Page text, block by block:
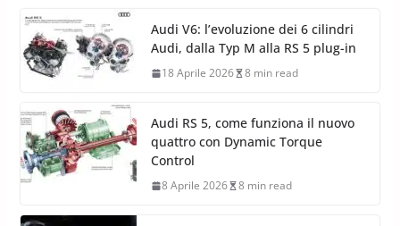
Audi V6: l’evoluzione dei 6 cilindri
Audi, dalla Typ M alla RS 5 plug-in
18 Aprile 2026 8 min read
Audi RS 5, come funziona il nuovo
quattro con Dynamic Torque
Control
8 Aprile 2026 8 min read